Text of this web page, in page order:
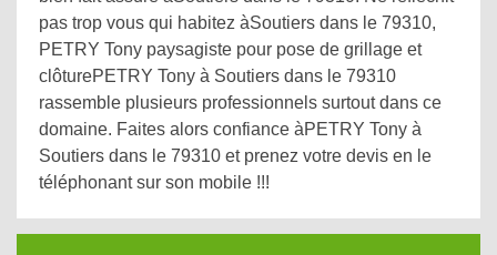
pas trop vous qui habitez àSoutiers dans le 79310,
PETRY Tony paysagiste pour pose de grillage et
clôturePETRY Tony à Soutiers dans le 79310
rassemble plusieurs professionnels surtout dans ce
domaine. Faites alors confiance àPETRY Tony à
Soutiers dans le 79310 et prenez votre devis en le
téléphonant sur son mobile !!!